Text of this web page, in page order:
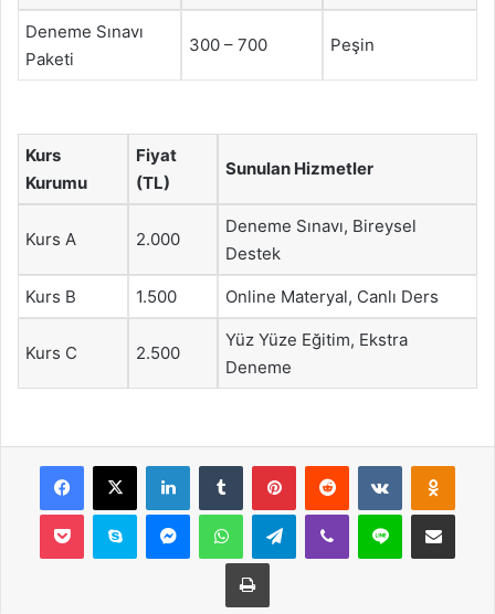
Deneme Sınavı
Paketi
300 – 700 Peşin
Kurs
Kurumu
Fiyat
(TL)
Sunulan Hizmetler
Kurs A 2.000
Deneme Sınavı, Bireysel
Destek
Kurs B 1.500 Online Materyal, Canlı Ders
Kurs C 2.500
Yüz Yüze Eğitim, Ekstra
Deneme
Facebook
X LinkedInTumblr PinterestReddit VKontakte
Pocket Skype MessengerWhatsAppTelegramViber Line E-Posta ile
Yazdır